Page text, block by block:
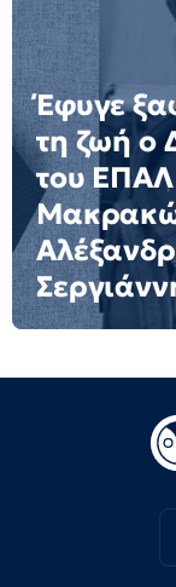
Έφυγε
τη ζωή ο
του ΕΠΑΛ